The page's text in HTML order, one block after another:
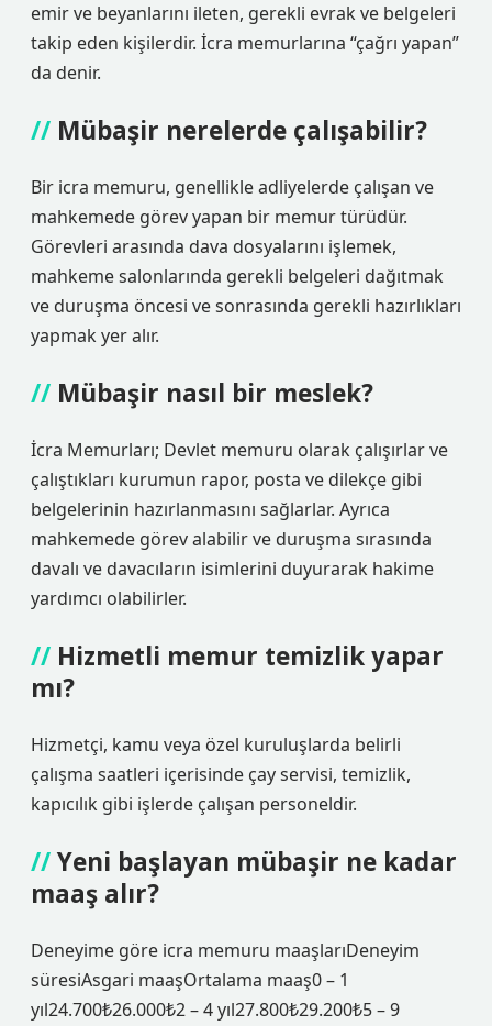
emir ve beyanlarını ileten, gerekli evrak ve belgeleri
takip eden kişilerdir. İcra memurlarına “çağrı yapan”
da denir.
Mübaşir nerelerde çalışabilir?
Bir icra memuru, genellikle adliyelerde çalışan ve
mahkemede görev yapan bir memur türüdür.
Görevleri arasında dava dosyalarını işlemek,
mahkeme salonlarında gerekli belgeleri dağıtmak
ve duruşma öncesi ve sonrasında gerekli hazırlıkları
yapmak yer alır.
Mübaşir nasıl bir meslek?
İcra Memurları; Devlet memuru olarak çalışırlar ve
çalıştıkları kurumun rapor, posta ve dilekçe gibi
belgelerinin hazırlanmasını sağlarlar. Ayrıca
mahkemede görev alabilir ve duruşma sırasında
davalı ve davacıların isimlerini duyurarak hakime
yardımcı olabilirler.
Hizmetli memur temizlik yapar
mı?
Hizmetçi, kamu veya özel kuruluşlarda belirli
çalışma saatleri içerisinde çay servisi, temizlik,
kapıcılık gibi işlerde çalışan personeldir.
Yeni başlayan mübaşir ne kadar
maaş alır?
Deneyime göre icra memuru maaşlarıDeneyim
süresiAsgari maaşOrtalama maaş0 – 1
yıl24.700₺26.000₺2 – 4 yıl27.800₺29.200₺5 – 9